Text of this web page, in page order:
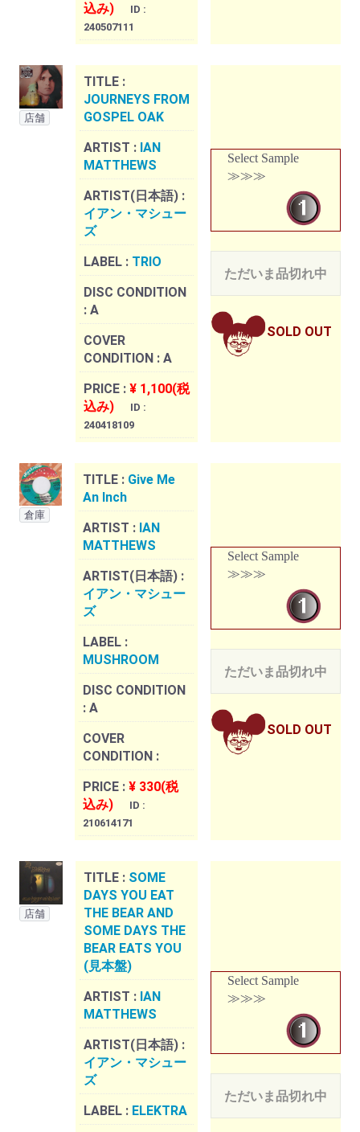
込み)
ID :
240507111
店舗
TITLE :
JOURNEYS FROM
GOSPEL OAK
ARTIST : IAN
MATTHEWS
ARTIST(日本語) :
イアン・マシュー
ズ
LABEL : TRIO
DISC CONDITION
: A
COVER
CONDITION : A
PRICE : ¥ 1,100(税
込み)
ID :
240418109
Select Sample
≫≫≫
ただいま品切れ中
SOLD OUT
倉庫
TITLE : Give Me
An Inch
ARTIST : IAN
MATTHEWS
ARTIST(日本語) :
イアン・マシュー
ズ
LABEL :
MUSHROOM
DISC CONDITION
: A
COVER
CONDITION :
PRICE : ¥ 330(税
込み)
ID :
210614171
Select Sample
≫≫≫
ただいま品切れ中
SOLD OUT
店舗
TITLE : SOME
DAYS YOU EAT
THE BEAR AND
SOME DAYS THE
BEAR EATS YOU
(見本盤)
ARTIST : IAN
MATTHEWS
ARTIST(日本語) :
イアン・マシュー
ズ
LABEL : ELEKTRA
Select Sample
≫≫≫
ただいま品切れ中